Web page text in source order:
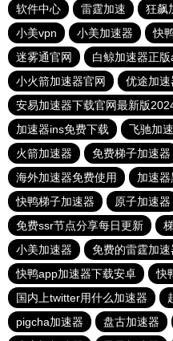
软件中心
雷霆加速 狂飙
小美vpn
小美加速器 快
迷雾通官网
白鲸加速器正
小火箭加速器官网
优途加速
安易加速器下载官网最新版
加速器ins免费下载
飞驰加
火箭加速器
免费梯子加速器
海外加速器免费使用
加速器
快鸭梯子加速器
原子加速器
免费ssr节点分享每日更新
小美加速器
免费的雷霆加速
快鸭app加速器下载安卓
快
国内上twitter用什么加速器
pigcha加速器
盘古加速器